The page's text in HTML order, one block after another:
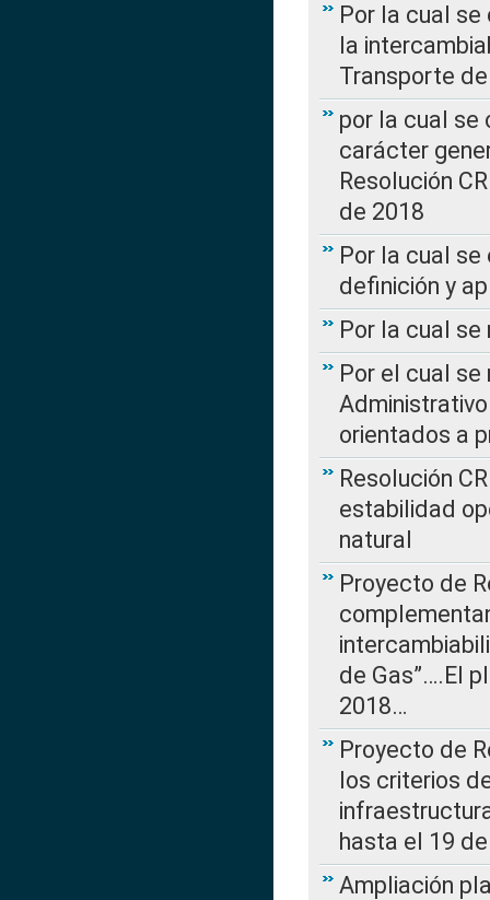
Por la cual
la
Transporte
por la cual se
carácter
Resolución
de 2018
Por la cual
definición y
Por la cual
Por el cual
orientados a
Resolución
estabilidad
natural
Proyecto de
de Gas”….El
2018…
Proyecto de
los criterios
hasta el 19
Ampliación